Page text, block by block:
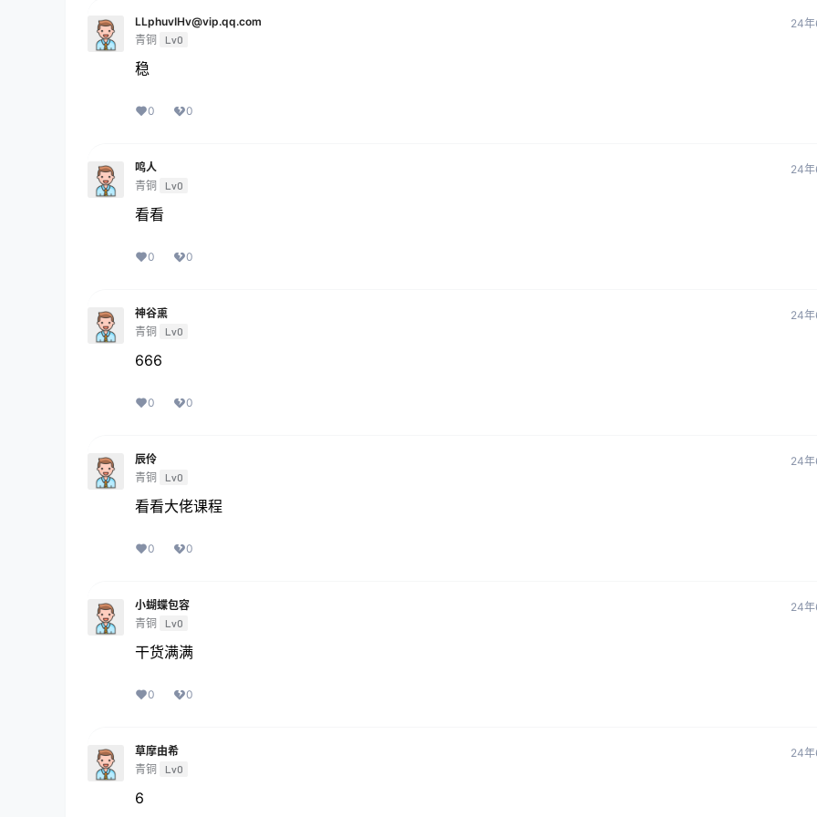
LLphuvIHv@vip.qq.com
青铜
Lv0
24
稳
0 0
鸣人
青铜
Lv0
24
看看
0 0
神谷熏
青铜
Lv0
24
666
0 0
辰伶
青铜
Lv0
24
看看大佬课程
0 0
小蝴蝶包容
青铜
Lv0
24
干货满满
0 0
草摩由希
青铜
Lv0
24
6